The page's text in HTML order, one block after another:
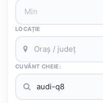
LOCAȚIE
CUVÂNT CHEIE: